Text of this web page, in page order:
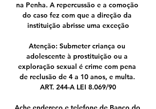
na Penha. A repercussão e a comoção
do caso fez com que a direção da
instituição abrisse uma exceção
Atenção: Submeter criança ou
adolescente à prostituição ou a
exploração sexual é crime com pena
de reclusão de 4 a 10 anos, e multa.
ART. 244-A LEI 8.069/90